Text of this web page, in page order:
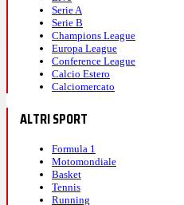
Serie A
Serie B
Champions League
Europa League
Conference League
Calcio Estero
Calciomercato
ALTRI SPORT
Formula 1
Motomondiale
Basket
Tennis
Running